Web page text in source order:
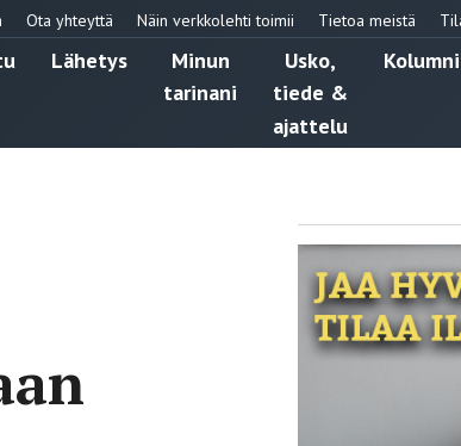
Ota yhteyttä Näin verkkolehti toimii Tietoa meistä
Lähetys
Minun
tarinani
Usko,
tiede &
ajattelu